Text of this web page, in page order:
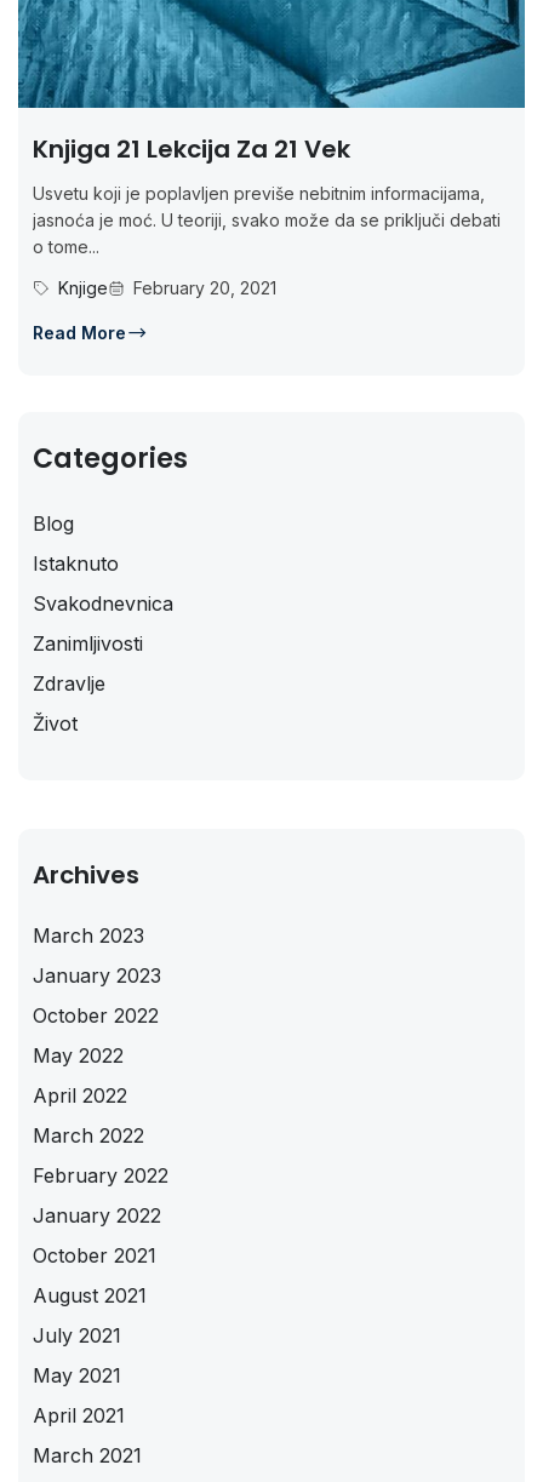
Knjiga 21 Lekcija Za 21 Vek
Usvetu koji je poplavljen previše nebitnim informacijama,
jasnoća je moć. U teoriji, svako može da se priključi debati
o tome...
Knjige
February 20, 2021
Read More
Categories
Blog
Istaknuto
Svakodnevnica
Zanimljivosti
Zdravlje
Život
Archives
March 2023
January 2023
October 2022
May 2022
April 2022
March 2022
February 2022
January 2022
October 2021
August 2021
July 2021
May 2021
April 2021
March 2021